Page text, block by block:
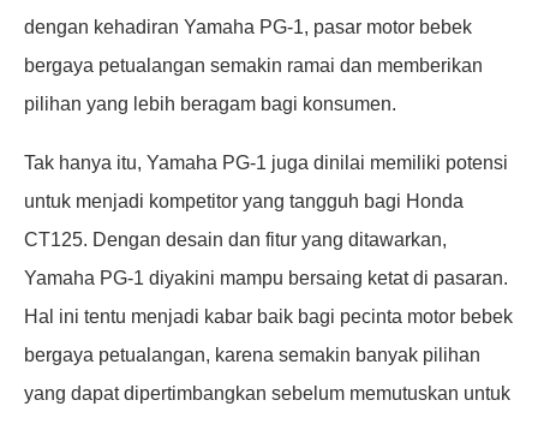
dengan kehadiran Yamaha PG-1, pasar motor bebek
bergaya petualangan semakin ramai dan memberikan
pilihan yang lebih beragam bagi konsumen.
Tak hanya itu, Yamaha PG-1 juga dinilai memiliki potensi
untuk menjadi kompetitor yang tangguh bagi Honda
CT125. Dengan desain dan fitur yang ditawarkan,
Yamaha PG-1 diyakini mampu bersaing ketat di pasaran.
Hal ini tentu menjadi kabar baik bagi pecinta motor bebek
bergaya petualangan, karena semakin banyak pilihan
yang dapat dipertimbangkan sebelum memutuskan untuk